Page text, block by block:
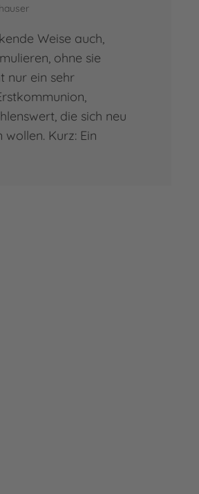
Weise auch,
ohne sie
nur ein sehr
die sich neu
Kurz: Ein